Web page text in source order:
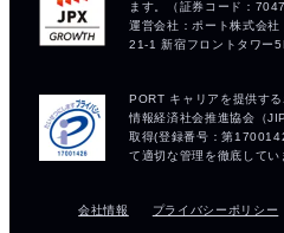
会社情報 プライバシーポリシー